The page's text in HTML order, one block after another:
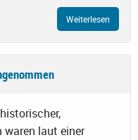
Weiterlesen
laut einer